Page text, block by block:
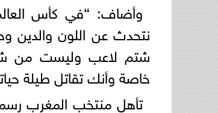
نتحدث عن اللون والدين
شتم لاعب وليست من
خاصة وأنك تقاتل طيلة